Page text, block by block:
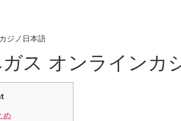
ジノ日本語
ス オンラインカ
め